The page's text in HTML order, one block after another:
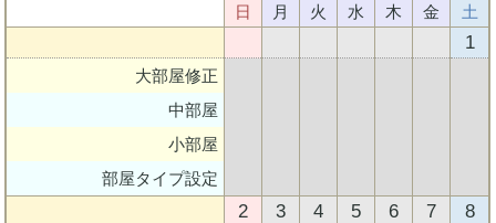
日 月 火 水 木 金 土
大部屋修正
中部屋
小部屋
部屋タイプ設定
1
2 3 4 5 6 7 8